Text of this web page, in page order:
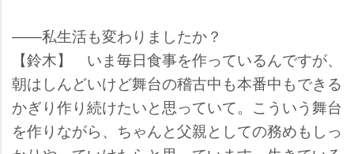
――私生活も変わりましたか？
【鈴木】 いま毎日食事を作っているんですが、
朝はしんどいけど舞台の稽古中も本番中もできる
かぎり作り続けたいと思っていて。こういう舞台
を作りながら、ちゃんと父親としての務めもしっ